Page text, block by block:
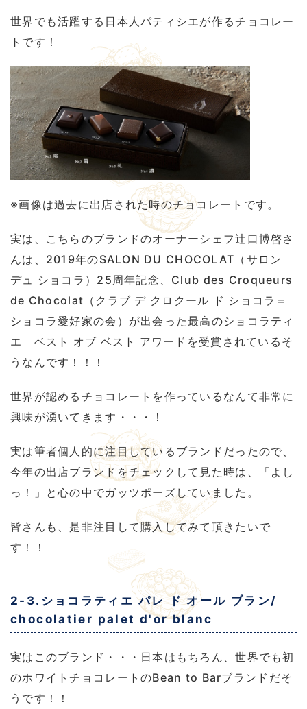
世界でも活躍する日本人パティシエが作るチョコレー
トです！
※画像は過去に出店された時のチョコレートです。
実は、こちらのブランドのオーナーシェフ辻󠄀口博啓さ
んは、2019年のSALON DU CHOCOLAT（サロン
デュ ショコラ）25周年記念、Club des Croqueurs
de Chocolat（クラブ デ クロクール ド ショコラ＝
ショコラ愛好家の会）が出会った最高のショコラティ
エ ベスト オブ ベスト アワードを受賞されているそ
うなんです！！！
世界が認めるチョコレートを作っているなんて非常に
興味が湧いてきます・・・！
実は筆者個人的に注目しているブランドだったので、
今年の出店ブランドをチェックして見た時は、「よし
っ！」と心の中でガッツポーズしていました。
皆さんも、是非注目して購入してみて頂きたいで
す！！
2-3.ショコラティエ パレ ド オール ブラン/
chocolatier palet d'or blanc
実はこのブランド・・・日本はもちろん、世界でも初
のホワイトチョコレートのBean to Barブランドだそ
うです！！